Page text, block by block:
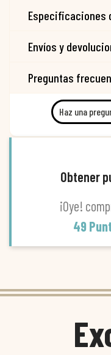
Especificaciones
Envíos y
Preguntas
Haz una
Obtener
¡Oye!
49